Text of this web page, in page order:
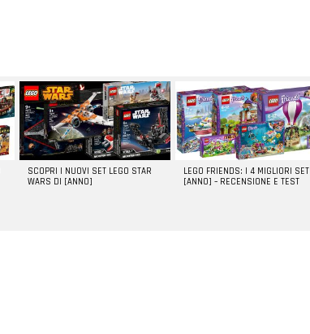
SCOPRI I NUOVI SET LEGO STAR
WARS DI [ANNO]
LEGO FRIENDS: I 4 MIGLIORI SET
[ANNO] – RECENSIONE E TEST